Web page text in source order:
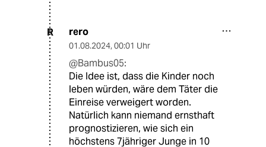
R rero
01.08.2024, 00:01 Uhr
@Bambus05:
Die Idee ist, dass die Kinder noch
leben würden, wäre dem Täter die
Einreise verweigert worden.
Natürlich kann niemand ernsthaft
prognostizieren, wie sich ein
höchstens 7jähriger Junge in 10